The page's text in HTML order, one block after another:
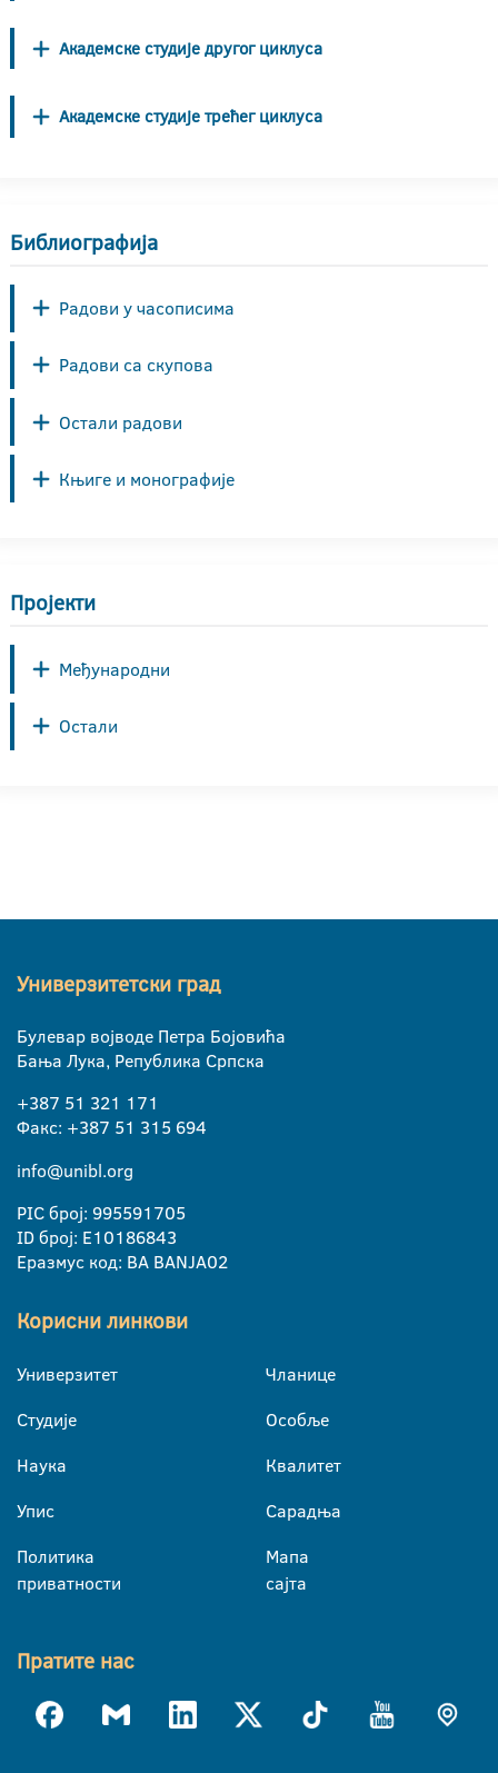
Академске студије другог циклуса
Академске студије трећег циклуса
Библиографија
Радови у часописима
Радови са скупова
Остали радови
Књиге и монографије
Пројекти
Међународни
Остали
Универзитетски град
Булевар војводе Петра Бојовића
Бања Лука, Република Српска
+387 51 321 171
Факс: +387 51 315 694
info@unibl.org
PIC број: 995591705
ID број: E10186843
Еразмус код: BA BANJA02
Корисни линкови
Универзитет
Студије
Наука
Упис
Политика
приватности
Чланице
Особље
Квалитет
Сарадња
Мапа
сајта
Пратите нас